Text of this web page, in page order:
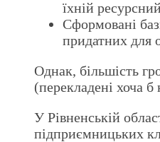
їхній
Сформовані
придатних для
Однак, більшість
(перекладені хоча б
У Рівненській
підприємницьких